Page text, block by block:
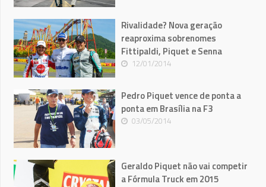
Rivalidade? Nova geração
reaproxima sobrenomes
Fittipaldi, Piquet e Senna
12/01/2014
Pedro Piquet vence de ponta a
ponta em Brasília na F3
03/05/2014
Geraldo Piquet não vai competir
a Fórmula Truck em 2015